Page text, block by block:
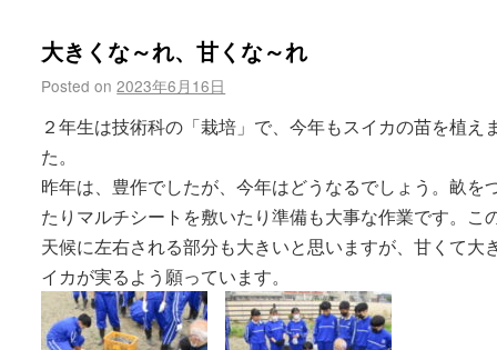
大きくな～れ、甘くな～れ
Posted on 2023年6月16日
２年生は技術科の「栽培」で、今年もスイカの苗を植え
た。
昨年は、豊作でしたが、今年はどうなるでしょう。畝を
たりマルチシートを敷いたり準備も大事な作業です。こ
天候に左右される部分も大きいと思いますが、甘くて大
イカが実るよう願っています。